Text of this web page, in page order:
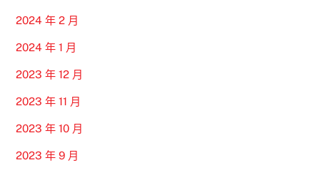
2024 年 2 月
2024 年 1 月
2023 年 12 月
2023 年 11 月
2023 年 10 月
2023 年 9 月